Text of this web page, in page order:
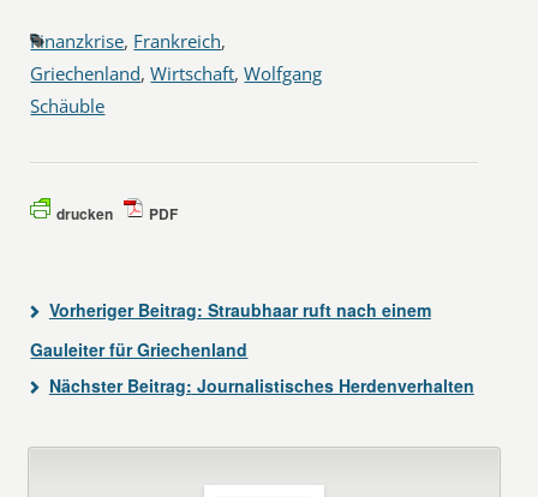
Finanzkrise, Frankreich,
Griechenland,Wirtschaft,Wolfgang
Schäuble
drucken PDF
Vorheriger Beitrag: Straubhaar ruft nach einem
Gauleiter für Griechenland
Nächster Beitrag: Journalistisches Herdenverhalten